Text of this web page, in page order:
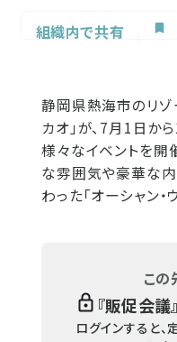
組織内で共有
静岡県熱海市のリゾ
カオ」が、7月1日か
様々なイベントを開
な雰囲気や豪華な
わった「オーシャン
こ
『販促会議
ログインすると